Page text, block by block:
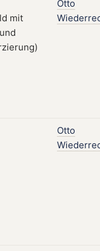
Otto
Otto